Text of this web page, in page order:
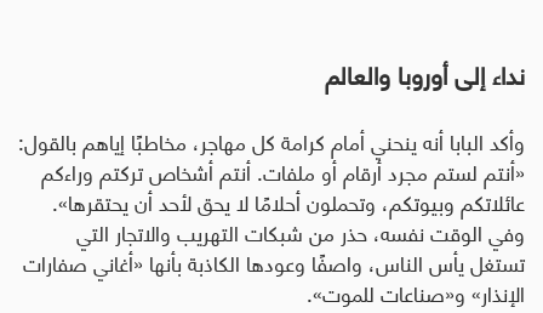
نداء إلى أوروبا والعالم
وأكد البابا أنه ينحني أمام كرامة كل مهاجر، مخاطبًا إياهم بالقول:
«أنتم لستم مجرد أرقام أو ملفات. أنتم أشخاص تركتم وراءكم
عائلاتكم وبيوتكم، وتحملون أحلامًا لا يحق لأحد أن يحتقرها».
وفي الوقت نفسه، حذر من شبكات التهريب والاتجار التي
تستغل يأس الناس، واصفًا وعودها الكاذبة بأنها «أغاني صفارات
الإنذار» و«صناعات للموت».